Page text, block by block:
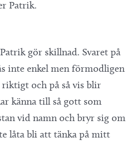
Patrik.
gör skillnad. Svaret på
inte enkel men förmodligen
och på så vis blir
känna till så gott som
vid namn och bryr sig om
låta bli att tänka på mitt